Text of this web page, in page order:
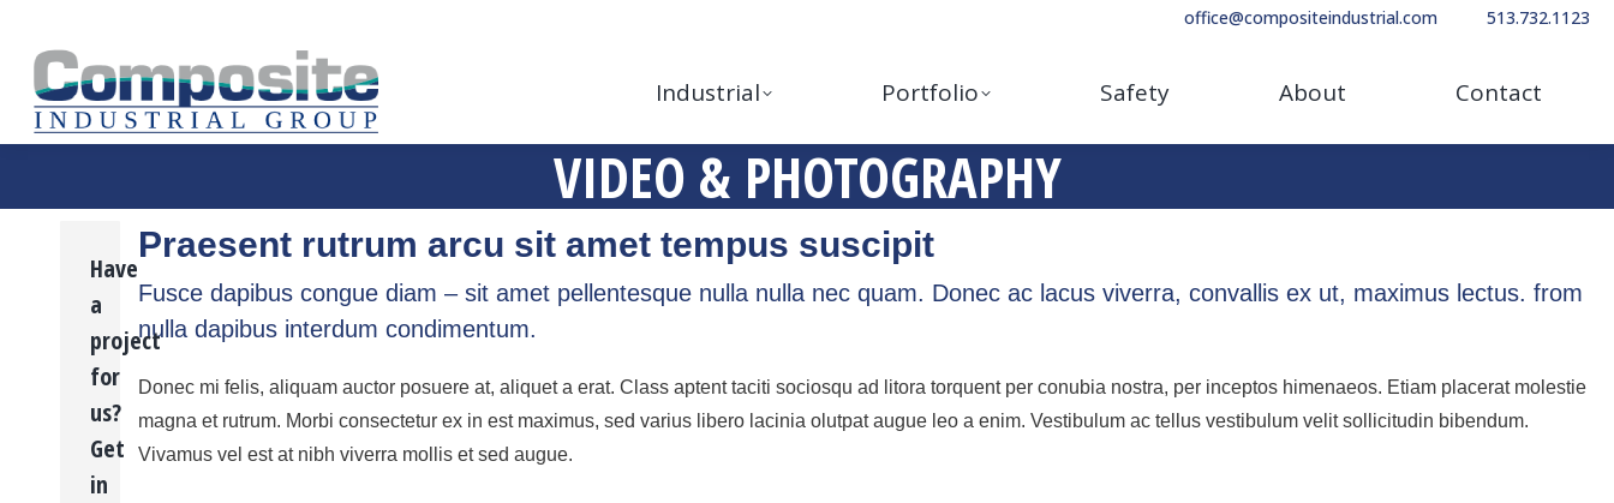
office@compositeindustrial.com 513.732.1123
Industrial Portfolio Safety About Contact
VIDEO & PHOTOGRAPHY
Praesent rutrum arcu sit amet tempus suscipit
Fusce dapibus congue diam – sit amet pellentesque nulla nulla nec quam. Donec ac lacus viverra, convallis ex ut, maximus lectus. from
nulla dapibus interdum condimentum.
Donec mi felis, aliquam auctor posuere at, aliquet a erat. Class aptent taciti sociosqu ad litora torquent per conubia nostra, per inceptos himenaeos. Etiam placerat molestie
magna et rutrum. Morbi consectetur ex in est maximus, sed varius libero lacinia olutpat augue leo a enim. Vestibulum ac tellus vestibulum velit sollicitudin bibendum.
Vivamus vel est at nibh viverra mollis et sed augue.
Have
a
project
for
us?
Get
in